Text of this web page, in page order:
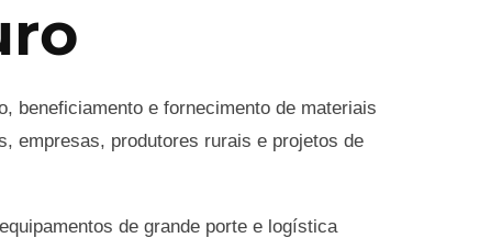
beneficiamento e fornecimento de materiais
empresas, produtores rurais e projetos de
de grande porte e logística